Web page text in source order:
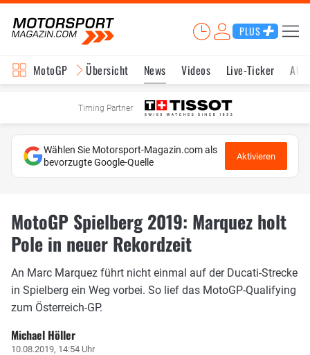
PLUS
MotoGP Übersicht News Videos Live-Ticker
Timing Partner
Wählen Sie Motorsport-Magazin.com als
bevorzugte Google-Quelle
Aktivieren
MotoGP Spielberg 2019: Marquez holt
Pole in neuer Rekordzeit
An Marc Marquez führt nicht einmal auf der Ducati-Strecke
in Spielberg ein Weg vorbei. So lief das MotoGP-Qualifying
zum Österreich-GP.
Michael Höller
10.08.2019, 14:54 Uhr